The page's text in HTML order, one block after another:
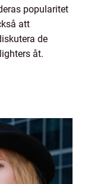
popularitet
att
de
åt.